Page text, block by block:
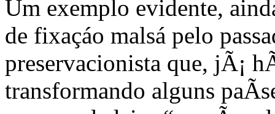
Um exemplo evidente,
de fixaçáo malsá pelo
preservacionista que, jÃ¡
transformando alguns